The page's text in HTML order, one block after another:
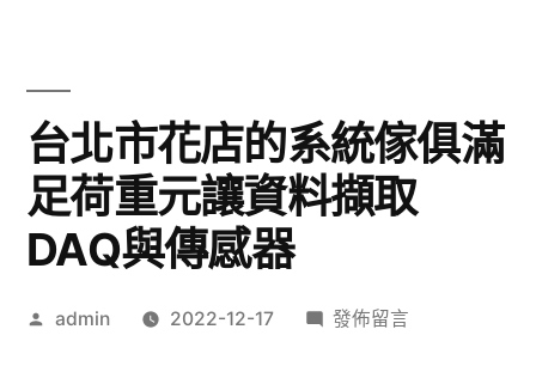
台北市花店的系統傢俱滿
足荷重元讓資料擷取
DAQ與傳感器
作
admin 2022-12-17
在
發佈留言